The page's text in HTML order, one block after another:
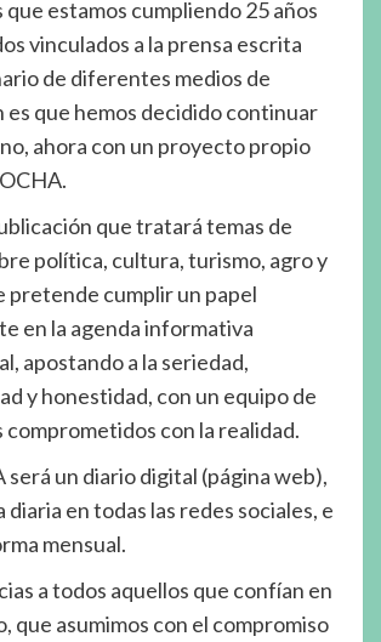
que estamos cumpliendo 25 años
vinculados a la prensa escrita
de diferentes medios de
es que hemos decidido continuar
ahora con un proyecto propio
que tratará temas de
política, cultura, turismo, agro y
pretende cumplir un papel
en la agenda informativa
apostando a la seriedad,
y honestidad, con un equipo de
con la realidad.
un diario digital (página web),
diaria en todas las redes sociales, e
mensual.
a todos aquellos que confían en
que asumimos con el compromiso